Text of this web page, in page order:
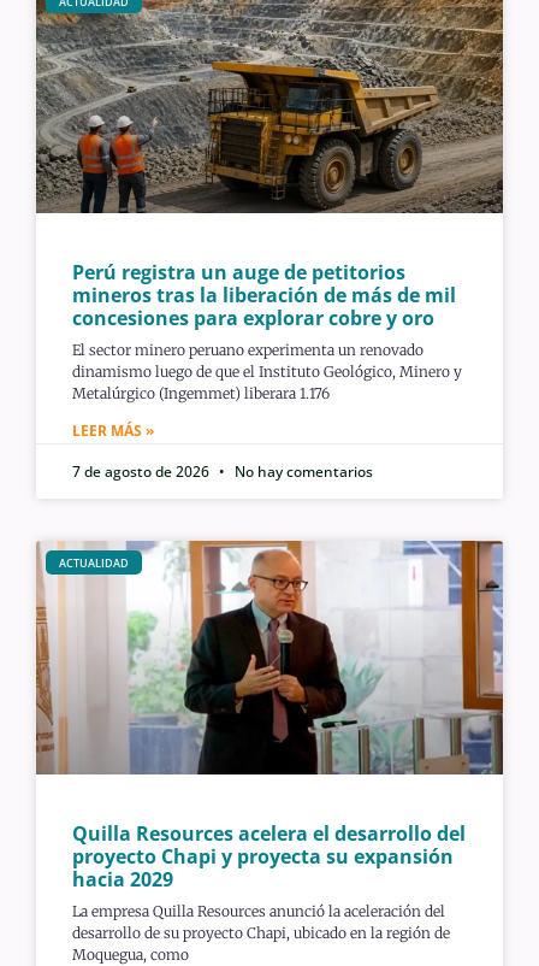
Perú registra un auge de petitorios
mineros tras la liberación de más de mil
concesiones para explorar cobre y oro
El sector minero peruano experimenta un renovado
dinamismo luego de que el Instituto Geológico, Minero y
Metalúrgico (Ingemmet) liberara 1.176
LEER MÁS »
7 de agosto de 2026
No hay comentarios
ACTUALIDAD
Quilla Resources acelera el desarrollo del
proyecto Chapi y proyecta su expansión
hacia 2029
La empresa Quilla Resources anunció la aceleración del
desarrollo de su proyecto Chapi, ubicado en la región de
Moquegua, como